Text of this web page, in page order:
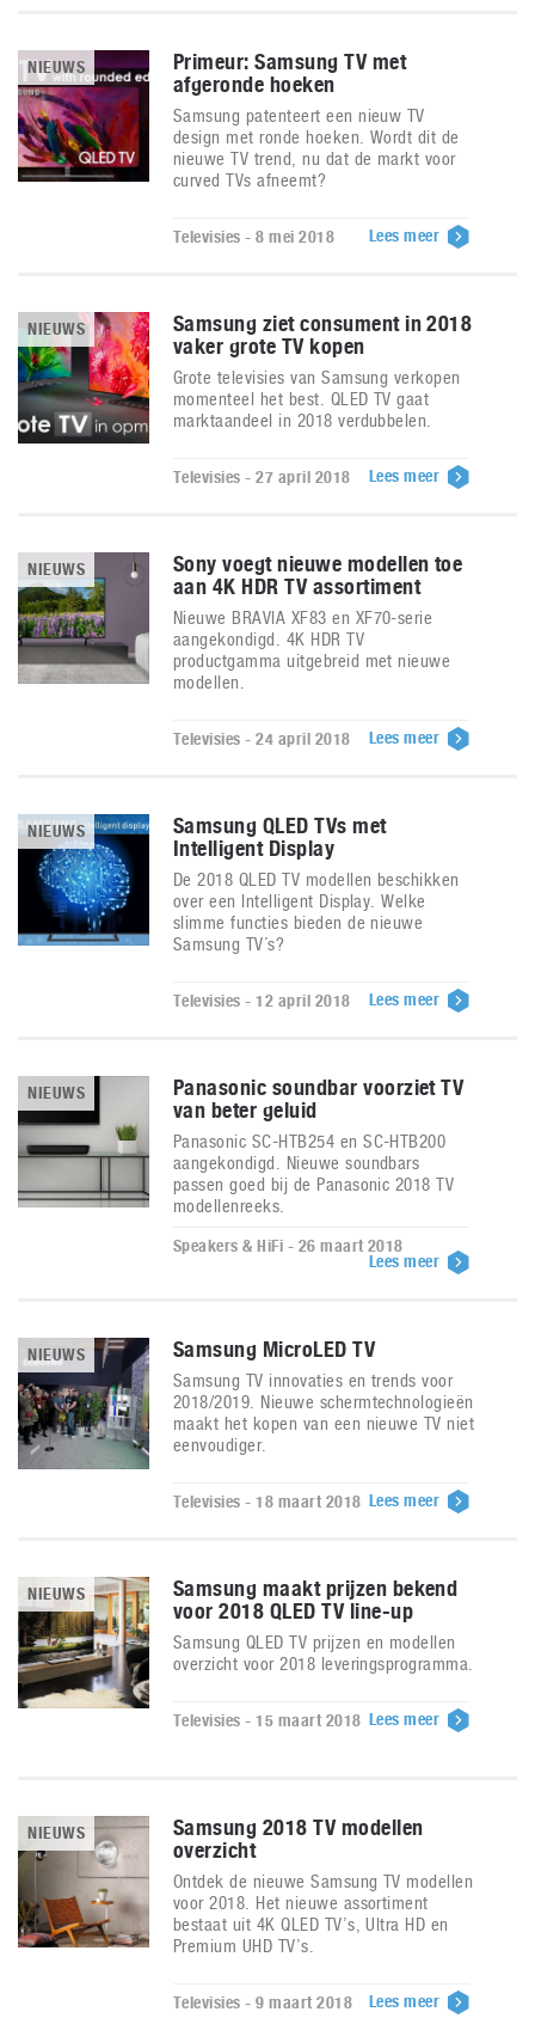
NIEUWS
Primeur: Samsung TV met
afgeronde hoeken
Samsung patenteert een nieuw TV
design met ronde hoeken. Wordt dit de
nieuwe TV trend, nu dat de markt voor
curved TVs afneemt?
Televisies - 8 mei 2018 Lees meer
NIEUWS
Samsung ziet consument in 2018
vaker grote TV kopen
Grote televisies van Samsung verkopen
momenteel het best. QLED TV gaat
marktaandeel in 2018 verdubbelen.
Televisies - 27 april 2018 Lees meer
NIEUWS
Sony voegt nieuwe modellen toe
aan 4K HDR TV assortiment
Nieuwe BRAVIA XF83 en XF70-serie
aangekondigd. 4K HDR TV
productgamma uitgebreid met nieuwe
modellen.
Televisies - 24 april 2018 Lees meer
NIEUWS
Samsung QLED TVs met
Intelligent Display
De 2018 QLED TV modellen beschikken
over een Intelligent Display. Welke
slimme functies bieden de nieuwe
Samsung TV´s?
Televisies - 12 april 2018 Lees meer
NIEUWS
Panasonic soundbar voorziet TV
van beter geluid
Panasonic SC-HTB254 en SC-HTB200
aangekondigd. Nieuwe soundbars
passen goed bij de Panasonic 2018 TV
modellenreeks.
Speakers & HiFi - 26 maart 2018
Lees meer
NIEUWS Samsung MicroLED TV
Samsung TV innovaties en trends voor
2018/2019. Nieuwe schermtechnologieën
maakt het kopen van een nieuwe TV niet
eenvoudiger.
Televisies - 18 maart 2018 Lees meer
NIEUWS
Samsung maakt prijzen bekend
voor 2018 QLED TV line-up
Samsung QLED TV prijzen en modellen
overzicht voor 2018 leveringsprogramma.
Televisies - 15 maart 2018 Lees meer
NIEUWS
Samsung 2018 TV modellen
overzicht
Ontdek de nieuwe Samsung TV modellen
voor 2018. Het nieuwe assortiment
bestaat uit 4K QLED TV’s, Ultra HD en
Premium UHD TV’s.
Televisies - 9 maart 2018 Lees meer